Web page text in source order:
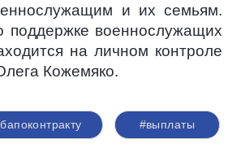
и их семьям.
поддержке военнослужащих
на личном контроле
Кожемяко.
#выплаты